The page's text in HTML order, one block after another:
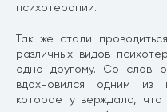
психотерапии.
Так же стали
различных видов
одно другому. Со слов
вдохновился одним из
которое утверждало,